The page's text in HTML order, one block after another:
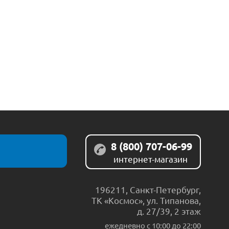
8 (800) 707-06-99
интернет-магазин
196211 Санкт-Петербург,
ТК «Космос», ул. Типанова,
д. 27/39, 2 этаж
ежедневно c 10:00 до 22:00